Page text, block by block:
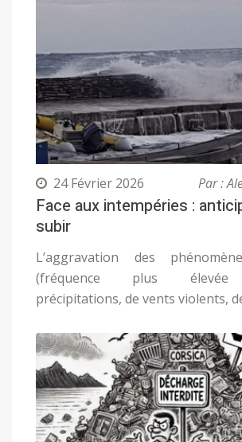
24 Février 2026 Par :
Face aux intempéries :
subir
L’aggravation des
(fréquence plus élevée
précipitations, de vents violents,